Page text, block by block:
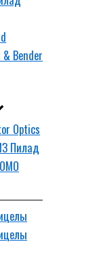
Bender
Optics
Пилад